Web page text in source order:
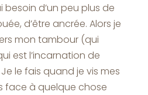
besoin d’un peu plus de
d’être ancrée. Alors je
mon tambour (qui
est l’incarnation de
le fais quand je vis mes
face à quelque chose